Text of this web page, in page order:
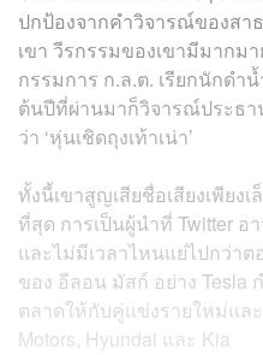
ปกป้องจากคำวิจารณ์ของส
เขา วีรกรรมของเขามีมากม
กรรมการ ก.ล.ต. เรียกนักดำ
ต้นปีที่ผ่านมาก็วิจารณ์ประธา
ว่า ‘หุ่นเชิดถุงเท้าเน่า’
ทั้งนี้เขาสูญเสียชื่อเสียงเพีย
ที่สุด การเป็นผู้นำที่ Twitter อ
และไม่มีเวลาไหนแย่ไปกว่า
ของ อีลอน มัสก์ อย่าง Tesla
ตลาดให้กับคู่แข่งรายใหม่และ
Motors, Hyundai และ Kia